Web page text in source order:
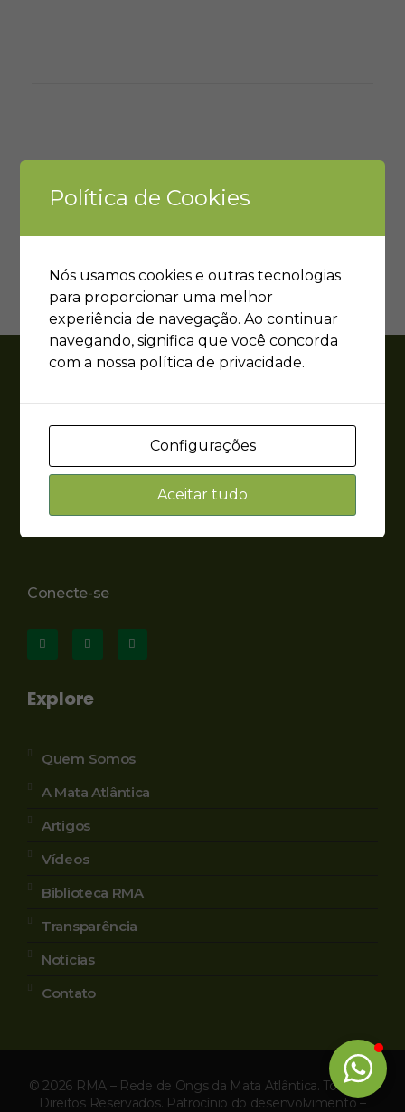
RMA
“Desde sua fundação, em 1992, a Rede de ONGs da
Mata Atlântica, teve o principal papel de desenvolver
uma ação política coordenada em defesa deste
importante e ameaçado patrimônio nacional”.
Conecte-se
Explore
Quem Somos
A Mata Atlântica
Artigos
Vídeos
Biblioteca RMA
Transparência
Notícias
Contato
© 2026 RMA – Rede de Ongs da Mata Atlântica. Todos os
Direitos Reservados. Patrocínio do desenvolvimento –
Política de Cookies
Nós usamos cookies e outras tecnologias
para proporcionar uma melhor
experiência de navegação. Ao continuar
navegando, significa que você concorda
com a nossa política de privacidade.
Configurações
Aceitar tudo